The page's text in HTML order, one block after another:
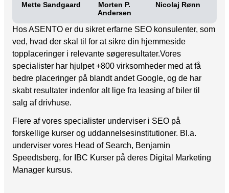
Mette Sandgaard
Morten P.
Andersen
Nicolaj Rønn
Hos ASENTO er du sikret erfarne SEO konsulenter, som
ved, hvad der skal til for at sikre din hjemmeside
topplaceringer i relevante søgeresultater.Vores
specialister har hjulpet +800 virksomheder med at få
bedre placeringer på blandt andet Google, og de har
skabt resultater indenfor alt lige fra leasing af biler til
salg af drivhuse.
Flere af vores specialister underviser i SEO på
forskellige kurser og uddannelsesinstitutioner. Bl.a.
underviser vores Head of Search, Benjamin
Speedtsberg, for IBC Kurser på deres Digital Marketing
Manager kursus.